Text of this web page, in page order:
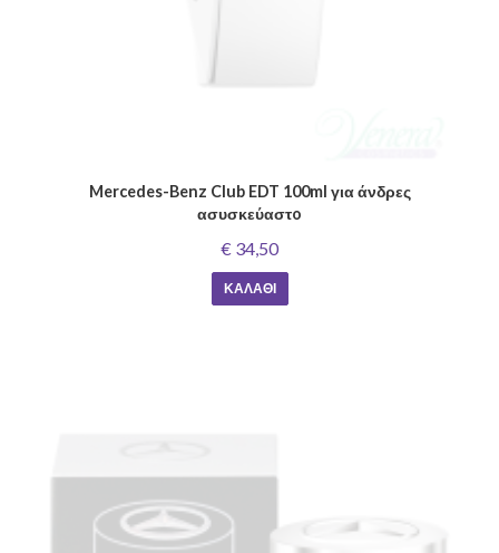
Mercedes-Benz Club EDT 100ml για άνδρες
ασυσκεύαστo
€ 34,50
ΚΑΛΆΘΙ